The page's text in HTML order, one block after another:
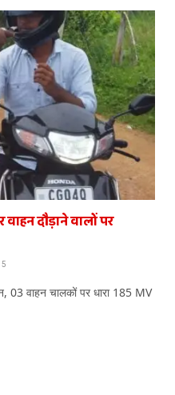
दौड़ाने वालों पर
5
03 वाहन चालकों पर धारा 185 MV